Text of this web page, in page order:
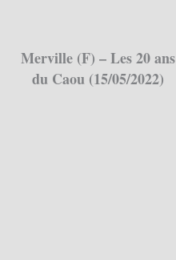
Merville (F) – Les 20 ans
du Caou (15/05/2022)